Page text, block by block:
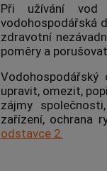
Při užívání
vodohospodářská
zdravotní
poměry a
upravit, omezit,
zájmy
zařízení, ochrana
odstavce 2.